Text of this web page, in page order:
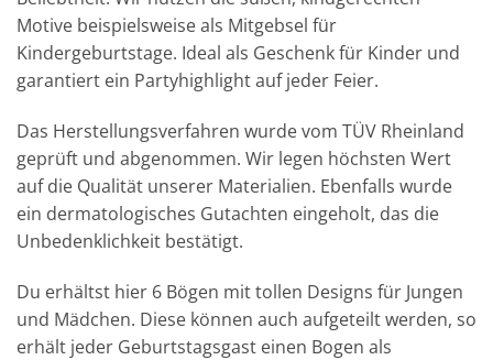
Motive beispielsweise als Mitgebsel für
Kindergeburtstage. Ideal als Geschenk für Kinder und
garantiert ein Partyhighlight auf jeder Feier.
Das Herstellungsverfahren wurde vom TÜV Rheinland
geprüft und abgenommen. Wir legen höchsten Wert
auf die Qualität unserer Materialien. Ebenfalls wurde
ein dermatologisches Gutachten eingeholt, das die
Unbedenklichkeit bestätigt.
Du erhältst hier 6 Bögen mit tollen Designs für Jungen
und Mädchen. Diese können auch aufgeteilt werden, so
erhält jeder Geburtstagsgast einen Bogen als